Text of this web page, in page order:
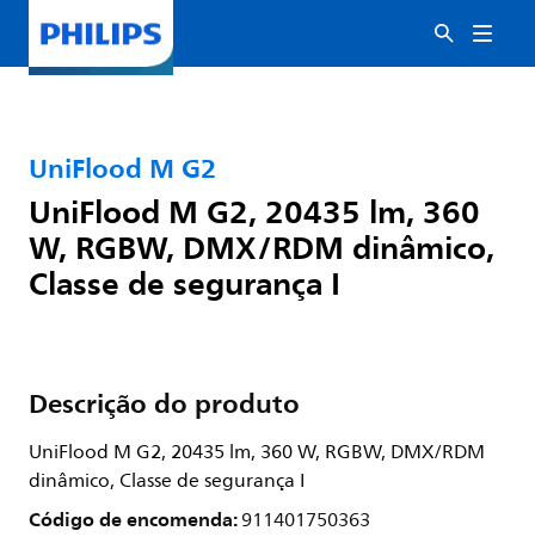
UniFlood M G2
UniFlood M G2, 20435 lm, 360
W, RGBW, DMX/RDM dinâmico,
Classe de segurança I
Descrição do produto
UniFlood M G2, 20435 lm, 360 W, RGBW, DMX/RDM
dinâmico, Classe de segurança I
Código de encomenda:911401750363